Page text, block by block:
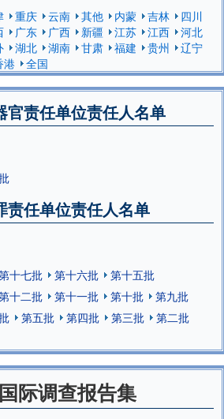
重庆 云南 其他 内蒙 吉林
四川
广东 广西 新疆 江苏 江西
河北
湖北 湖南 甘肃 福建 贵州
辽宁
港 全国
官责任单位责任人名单
责任单位责任人名单
十七批 第十六批
第十五批
十二批 第十一批 第十批
第九批
第五批 第四批 第三批
第二批
际调查报告集